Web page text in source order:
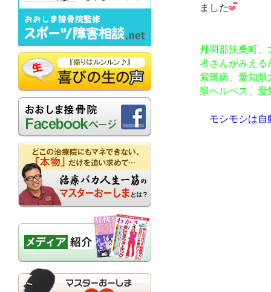
ました
丹羽郡扶桑町、
者さんがみえる
紫斑病、愛知県
県ヘルペス、愛
モシモシは自